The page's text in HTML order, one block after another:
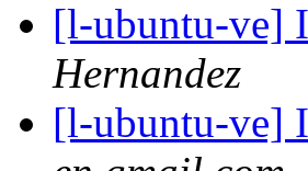
[l-ubuntu-ve]
Hernandez
[l-ubuntu-ve]